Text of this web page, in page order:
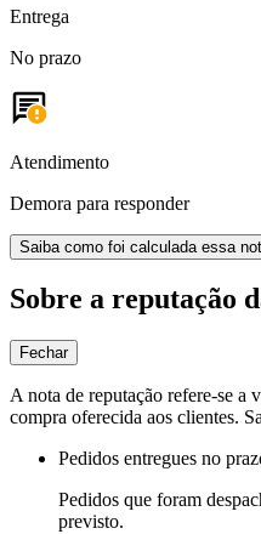
Entrega
No prazo
Atendimento
Demora para responder
Saiba como foi calculada essa
Sobre a reputação
Fechar
A nota de reputação refere-se a
compra oferecida aos clientes.
Pedidos entregues no
Pedidos que foram
previsto.